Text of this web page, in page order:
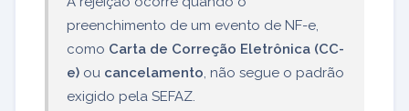
preenchimento de um evento de NF-e,
como Carta de Correção Eletrônica (CC-
e) ou cancelamento, não segue o padrão
exigido pela SEFAZ.